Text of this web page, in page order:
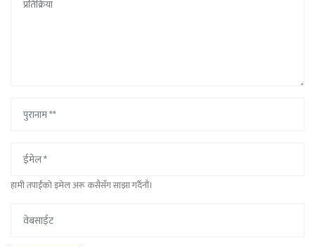
हामी तपाईंको इमेल अरू कसैसँग साझा गर्दैनौं।